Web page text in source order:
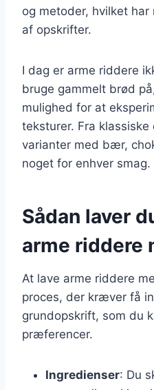
og metoder, hvilket
af opskrifter.
I dag er arme riddere
bruge gammelt brød
mulighed for at
teksturer. Fra
varianter med bær,
noget for enhver smag.
Sådan laver
arme riddere
At lave arme riddere
proces, der kræver få
grundopskrift, som du
præferencer.
Ingredienser: Du